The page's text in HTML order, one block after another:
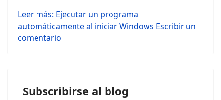
Leer más: Ejecutar un programa
automáticamente al iniciar Windows Escribir un
comentario
Subscribirse al blog